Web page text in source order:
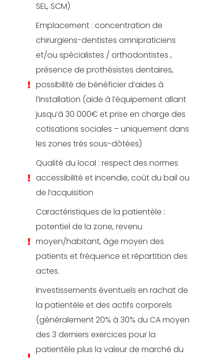
SEL, SCM)
Emplacement : concentration de
chirurgiens-dentistes omnipraticiens
et/ou spécialistes / orthodontistes ,
présence de prothésistes dentaires,
possibilité de bénéficier d’aides à
l’installation (aide à l’équipement allant
jusqu’à 30 000€ et prise en charge des
cotisations sociales – uniquement dans
les zones très sous-dôtées)
Qualité du local : respect des normes
accessibilité et incendie, coût du bail ou
de l’acquisition
Caractéristiques de la patientèle :
potentiel de la zone, revenu
moyen/habitant, âge moyen des
patients et fréquence et répartition des
actes.
Investissements éventuels en rachat de
la patientèle et des actifs corporels
(généralement 20% à 30% du CA moyen
des 3 derniers exercices pour la
patientèle plus la valeur de marché du